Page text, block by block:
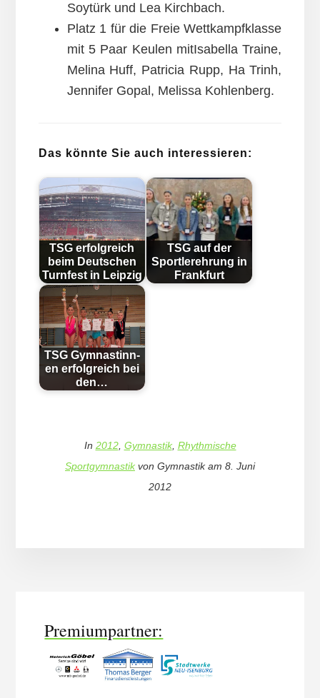
Soytürk und Lea Kirchbach.
Platz 1 für die Freie Wettkampfklasse
mit 5 Paar Keulen mitIsabella Traine,
Melina Huff, Patricia Rupp, Ha Trinh,
Jennifer Gopal, Melissa Kohlenberg.
Das könnte Sie auch interessieren:
TSG erfolgreich
beim Deutschen
Turnfest in Leipzig
TSG auf der
Sportlerehrung in
Frankfurt
TSG Gym­nast­inn­
en er­folg­reich bei
den…
In 2012, Gymnastik, Rhythmische
Sportgymnastikvon Gymnastikam 8. Juni
2012
Premiumpartner: